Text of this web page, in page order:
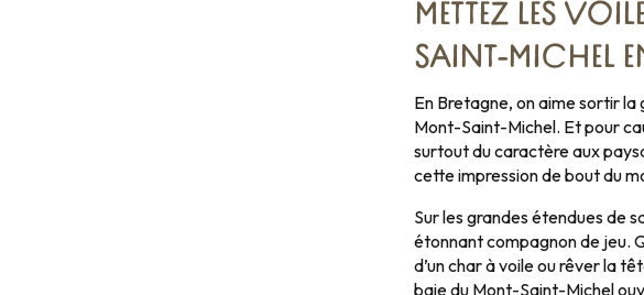
METTEZ LES
SAINT-MICHEL
En Bretagne, on aime sortir la
Mont-Saint-Michel. Et pour
surtout du caractère aux
cette impression de bout du
Sur les grandes étendues de
étonnant compagnon de jeu.
d’un char à voile ou rêver la
baie du Mont-Saint-Michel